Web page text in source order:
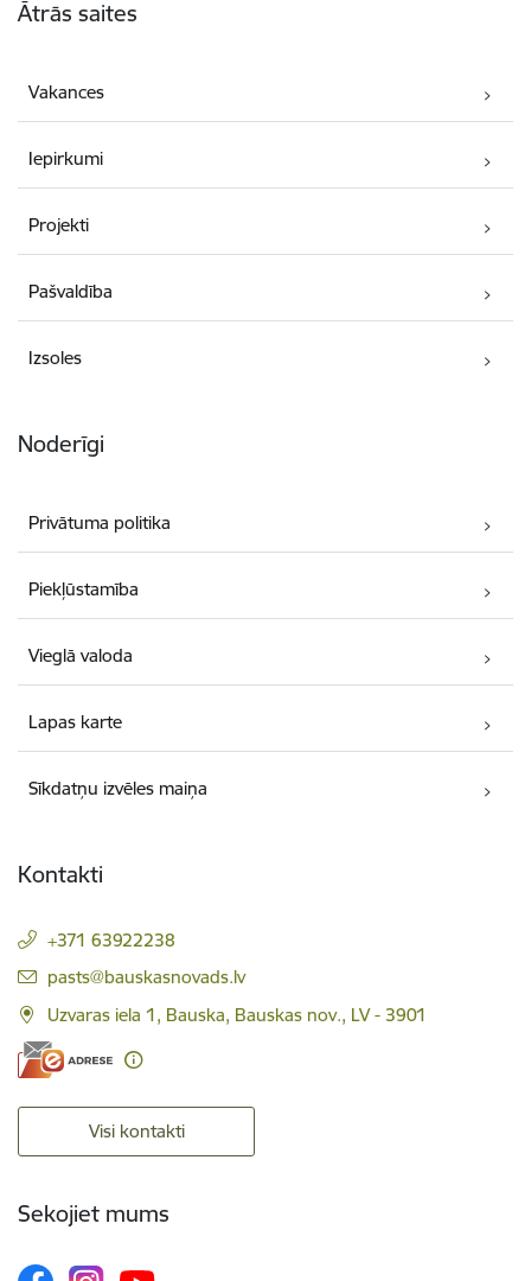
Ātrās saites
Vakances
Iepirkumi
Projekti
Pašvaldība
Izsoles
Noderīgi
Privātuma politika
Piekļūstamība
Vieglā valoda
Lapas karte
Sīkdatņu izvēles maiņa
Kontakti
+371 63922238
E-pasts:
pasts@bauskasnovads.lv
Uzvaras iela 1, Bauska, Bauskas nov., LV - 3901
Visi kontakti
Sekojiet mums